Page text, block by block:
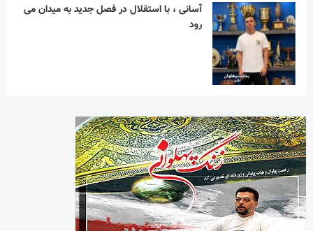
آسانی ، با استقلال در فصل جدید به میدان می
رود